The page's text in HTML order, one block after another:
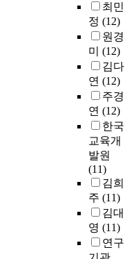
최민
정 (12)
원경
미 (12)
김다
연 (12)
주경
연 (12)
한국
교육개
발원
(11)
김희
주 (11)
김대
영 (11)
연구